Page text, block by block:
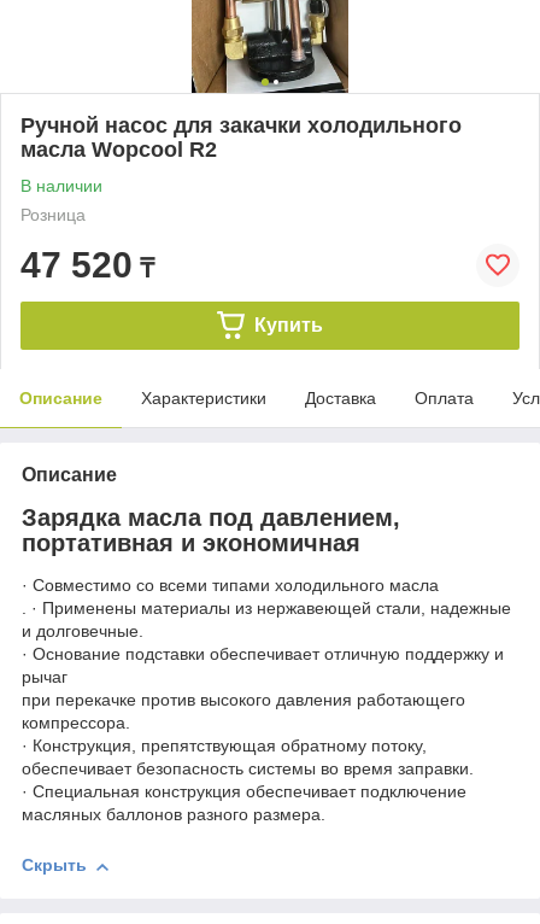
Ручной насос для закачки холодильного
масла Wopcool R2
В наличии
Розница
47 520 ₸
Купить
Описание Характеристики Доставка Оплата
Описание
Зарядка масла под давлением,
портативная и экономичная
· Совместимо со всеми типами холодильного масла
. · Применены материалы из нержавеющей стали, надежные
и долговечные.
· Основание подставки обеспечивает отличную поддержку и
рычаг
при перекачке против высокого давления работающего
компрессора.
· Конструкция, препятствующая обратному потоку,
обеспечивает безопасность системы во время заправки.
· Специальная конструкция обеспечивает подключение
масляных баллонов разного размера.
Скрыть